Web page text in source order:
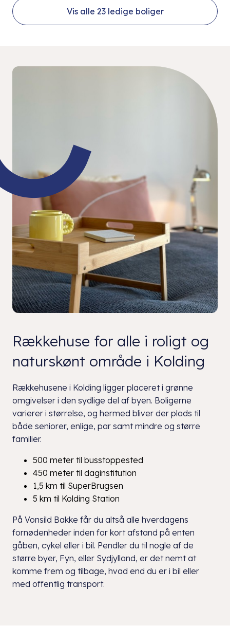
Vis alle 23ledige boliger
Rækkehuse for alle i roligt og
naturskønt område i Kolding
Rækkehusene i Kolding ligger placeret i grønne
omgivelser i den sydlige del af byen. Boligerne
varierer i størrelse, og hermed bliver der plads til
både seniorer, enlige, par samt mindre og større
familier.
500 meter til busstoppested
450 meter til daginstitution
1,5 km til SuperBrugsen
5 km til Kolding Station
På Vonsild Bakke får du altså alle hverdagens
fornødenheder inden for kort afstand på enten
gåben, cykel eller i bil. Pendler du til nogle af de
større byer, Fyn, eller Sydjylland, er det nemt at
komme frem og tilbage, hvad end du er i bil eller
med offentlig transport.